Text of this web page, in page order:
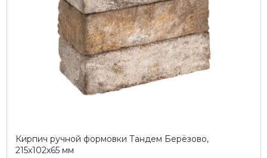
Кирпич ручной формовки Тандем Берёзово,
215х102х65 мм